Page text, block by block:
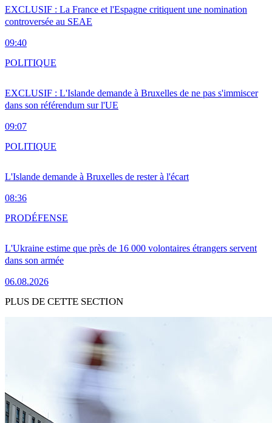
EXCLUSIF : La France et l'Espagne critiquent une nomination
controversée au SEAE
09:40
EXCLUSIF : L'Islande demande à Bruxelles de ne pas s'immiscer
dans son référendum sur l'UE
09:07
POLITIQUE
L'Islande demande à Bruxelles de rester à l'écart
08:36
POLITIQUE
L'Ukraine estime que près de 16 000 volontaires étrangers servent
dans son armée
06.08.2026
PRODÉFENSE
PLUS DE CETTE SECTION